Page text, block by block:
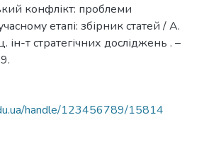
конфлікт: проблеми
етапі: збірник статей / А.
т стратегічних досліджень . –
handle/123456789/15814